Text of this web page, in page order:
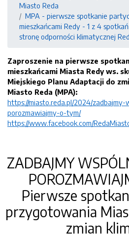
Miasto Reda
MPA - pierwsze spotkanie
mieszkańcami Redy - 1 z 4
stronę odporności klimatycznej
Zaproszenie na pierwsze
mieszkańcami Miasta Redy ws.
Miejskiego Planu Adaptacji do
Miasto Reda (MPA):
https://miasto.reda.pl/2024/
porozmawiajmy-o-tym/
https://www.facebook.com/
ZADBAJMY
Pierwsze
przygotowania
zmian